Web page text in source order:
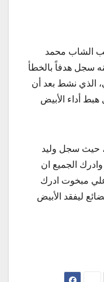
للاعب الشاب محمد
سجل هدفاً بالخطأ
الذي نشط بعد أن
هبط أداء الأبيض
حيث سجل وليد
حسين هدف للعراق في الدقيقة 89 وادرك الجميع ان
علي مبخوت ادرك
ليفقد الأبيض